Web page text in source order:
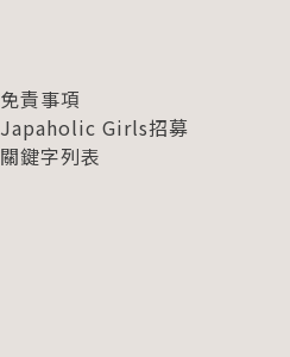
免責事項
Japaholic Girls招募
關鍵字列表